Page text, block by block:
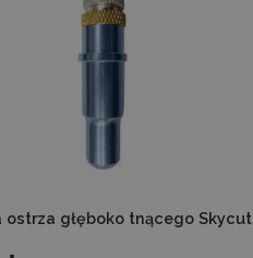
ostrza głęboko tnącego Skycut